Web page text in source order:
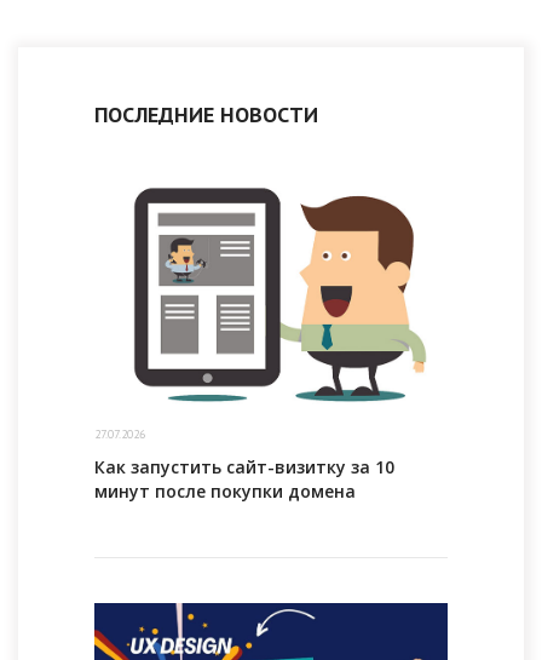
ПОСЛЕДНИЕ НОВОСТИ
27.07.2026
Как запустить сайт-визитку за 10
минут после покупки домена